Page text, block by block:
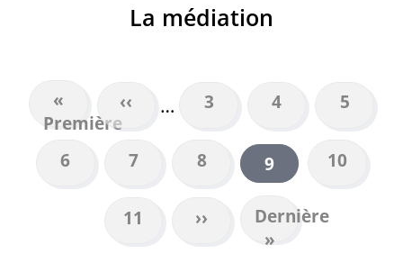
La médiation
PAGINATION
Première
page
«
Première
Page
précédente
‹‹ … Page
3 Page
4 Page
5
Page
6 Page
7 Page
8
Page
courante
9 Page
10
Page
11
Page
suivante
››
Dernière
page
Dernière
»